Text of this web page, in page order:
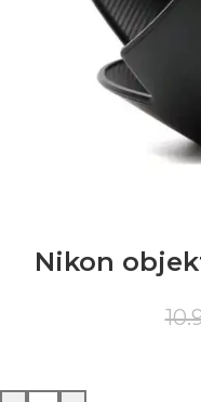
Nikon